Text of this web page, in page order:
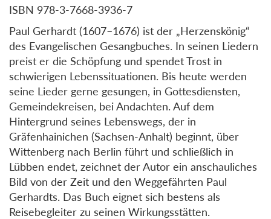
ISBN 978-3-7668-3936-7
Paul Gerhardt (1607–1676) ist der „Herzenskönig“
des Evangelischen Gesangbuches. In seinen Liedern
preist er die Schöpfung und spendet Trost in
schwierigen Lebenssituationen. Bis heute werden
seine Lieder gerne gesungen, in Gottesdiensten,
Gemeindekreisen, bei Andachten. Auf dem
Hintergrund seines Lebenswegs, der in
Gräfenhainichen (Sachsen-Anhalt) beginnt, über
Wittenberg nach Berlin führt und schließlich in
Lübben endet, zeichnet der Autor ein anschauliches
Bild von der Zeit und den Weggefährten Paul
Gerhardts. Das Buch eignet sich bestens als
Reisebegleiter zu seinen Wirkungsstätten.